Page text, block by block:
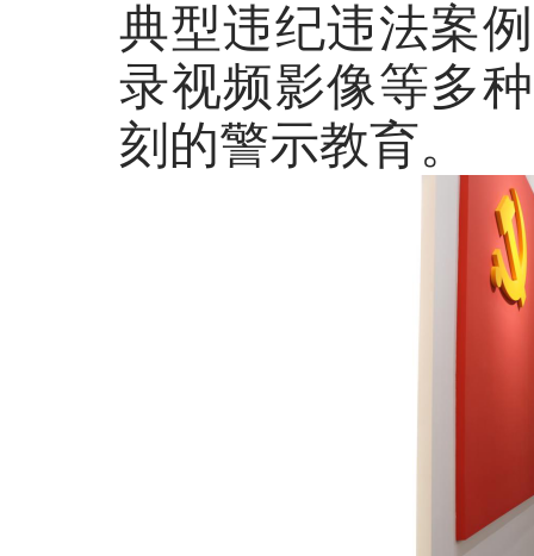
典型违纪违法案
录视频影像等多
刻的警示教育。